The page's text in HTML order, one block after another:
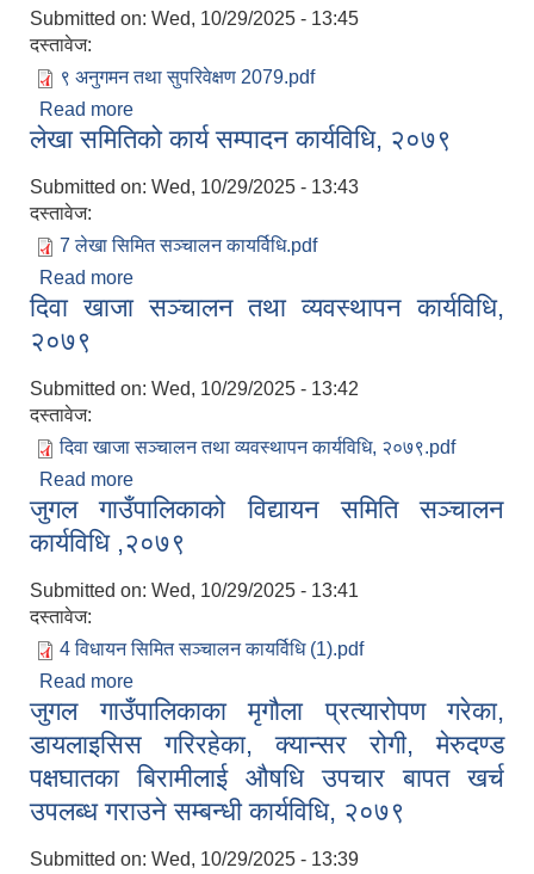
Submitted on: Wed, 10/29/2025 - 13:45
दस्तावेज:
९ अनुगमन तथा सुपरिवेक्षण 2079.pdf
Read more
कार्यविधि, २०७९
लेखा समितिको कार्य सम्पादन कार्यविधि, २०७९
Submitted on: Wed, 10/29/2025 - 13:43
दस्तावेज:
7 लेखा सिमित सञ्चालन कायर्विधि.pdf
Read more
दिवा खाजा सञ्चालन तथा व्यवस्थापन कार्यविधि,
२०७९
Submitted on: Wed, 10/29/2025 - 13:42
दस्तावेज:
दिवा खाजा सञ्चालन तथा व्यवस्थापन कार्यविधि, २०७९.pdf
Read more
२०७९
जुगल गाउँपालिकाको विद्यायन समिति सञ्चालन
कार्यविधि ,२०७९
Submitted on: Wed, 10/29/2025 - 13:41
दस्तावेज:
4 विधायन सिमित सञ्चालन कायर्विधि (1).pdf
Read more
कार्यविधि ,२०७९
जुगल गाउँपालिकाका मृगौला प्रत्यारोपण गरेका,
डायलाइसिस गरिरहेका, क्यान्सर रोगी, मेरुदण्ड
पक्षघातका बिरामीलाई औषधि उपचार बापत खर्च
उपलब्ध गराउने सम्बन्धी कार्यविधि, २०७९
Submitted on: Wed, 10/29/2025 - 13:39